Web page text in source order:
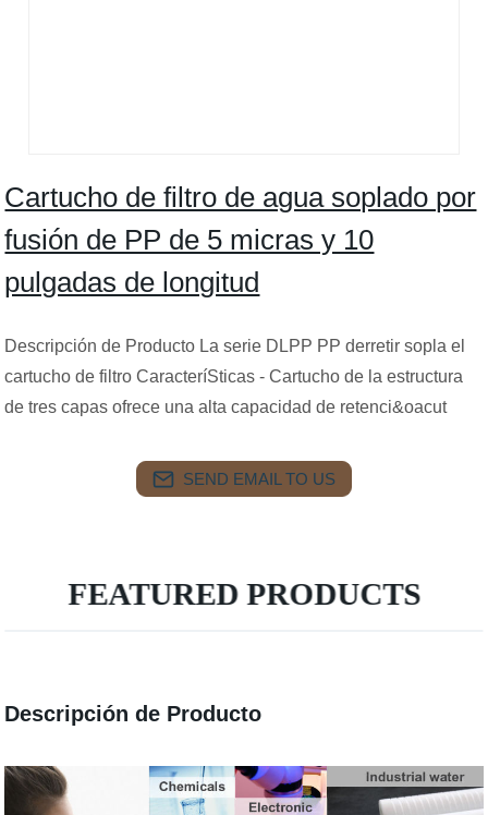
Cartucho de filtro de agua soplado por
fusión de PP de 5 micras y 10
pulgadas de longitud
Descripción de Producto La serie DLPP PP derretir sopla el
cartucho de filtro CaracteríSticas - Cartucho de la estructura
de tres capas ofrece una alta capacidad de retenci&oacut
SEND EMAIL TO US
FEATURED PRODUCTS
Descripción de Producto